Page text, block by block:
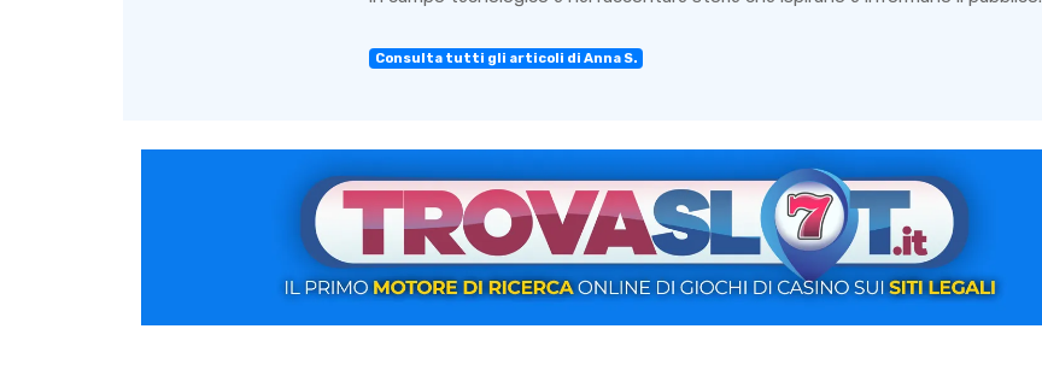
Consulta tutti gli articoli di Anna S.